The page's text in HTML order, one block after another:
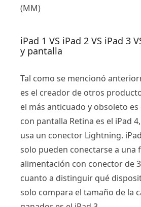
(MM)
iPad 1 VS iPad 2 VS iPad 3
y pantalla
Tal como se mencionó
es el creador de otros
el más anticuado y obsoleto es
con pantalla Retina es el iPad
usa un conector Lightning.
solo pueden conectarse a una
alimentación con conector de
cuanto a distinguir qué
solo compara el tamaño de la